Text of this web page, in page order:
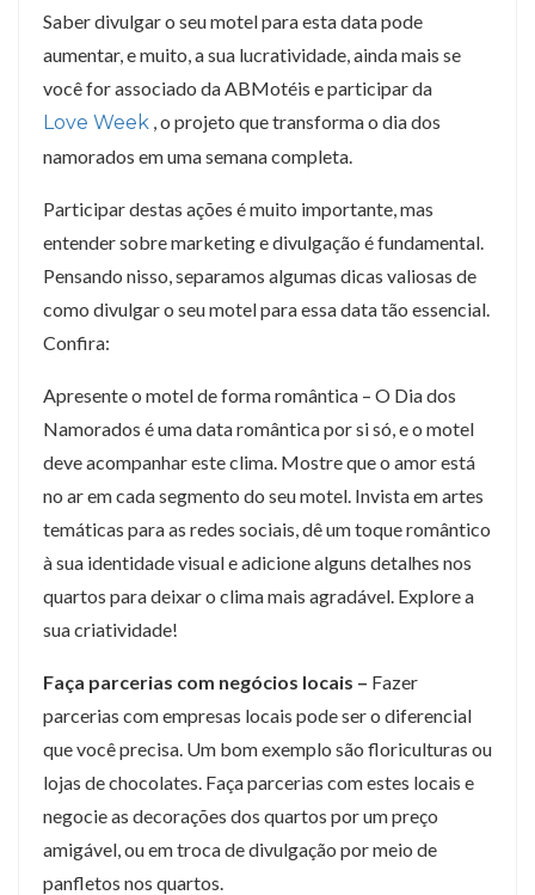
Saber divulgar o seu motel para esta data pode
aumentar, e muito, a sua lucratividade, ainda mais se
você for associado da ABMotéis e participar da
Love Week , o projeto que transforma o dia dos
namorados em uma semana completa.
Participar destas ações é muito importante, mas
entender sobre marketing e divulgação é fundamental.
Pensando nisso, separamos algumas dicas valiosas de
como divulgar o seu motel para essa data tão essencial.
Confira:
Apresente o motel de forma romântica – O Dia dos
Namorados é uma data romântica por si só, e o motel
deve acompanhar este clima. Mostre que o amor está
no ar em cada segmento do seu motel. Invista em artes
temáticas para as redes sociais, dê um toque romântico
à sua identidade visual e adicione alguns detalhes nos
quartos para deixar o clima mais agradável. Explore a
sua criatividade!
Faça parcerias com negócios locais – Fazer
parcerias com empresas locais pode ser o diferencial
que você precisa. Um bom exemplo são floriculturas ou
lojas de chocolates. Faça parcerias com estes locais e
negocie as decorações dos quartos por um preço
amigável, ou em troca de divulgação por meio de
panfletos nos quartos.